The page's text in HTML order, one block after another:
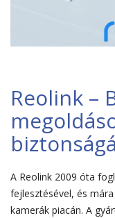
Reolink –
A Reolink 2009 óta
fejlesztésével, és
kamerák piacán. A